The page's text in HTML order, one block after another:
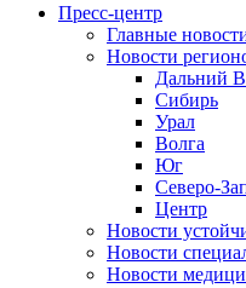
Пресс-центр
Главные
Новости
Дальний
Сибирь
Урал
Волга
Юг
Северо-
Центр
Новости
Новости
Новости